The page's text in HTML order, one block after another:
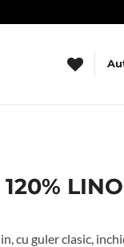
cu guler clasic,